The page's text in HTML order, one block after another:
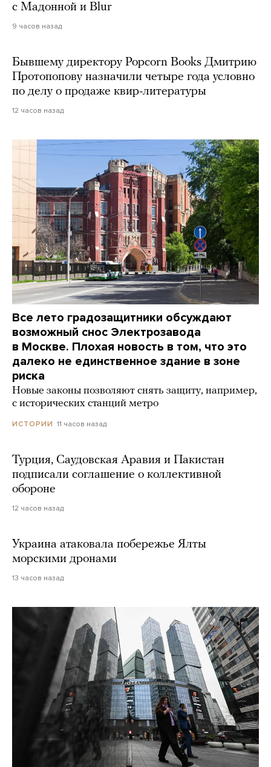
с Мадонной и Blur
9 часов назад
Бывшему директору Popcorn Books Дмитрию
Протопопову назначили четыре года условно
по делу о продаже квир-литературы
12 часов назад
Все лето градозащитники обсуждают
возможный снос Электрозавода
в Москве. Плохая новость в том, что это
далеко не единственное здание в зоне
риска
Новые законы позволяют снять защиту, например,
с исторических станций метро
ИСТОРИИ 11 часов назад
Турция, Саудовская Аравия и Пакистан
подписали соглашение о коллективной
обороне
12 часов назад
Украина атаковала побережье Ялты
морскими дронами
13 часов назад